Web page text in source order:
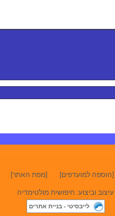
[הוספה למועדפים] [מפת האתר]
עיצוב וביצוע: חיפושית מולטימדיה
לייבסיטי - בניית אתרים